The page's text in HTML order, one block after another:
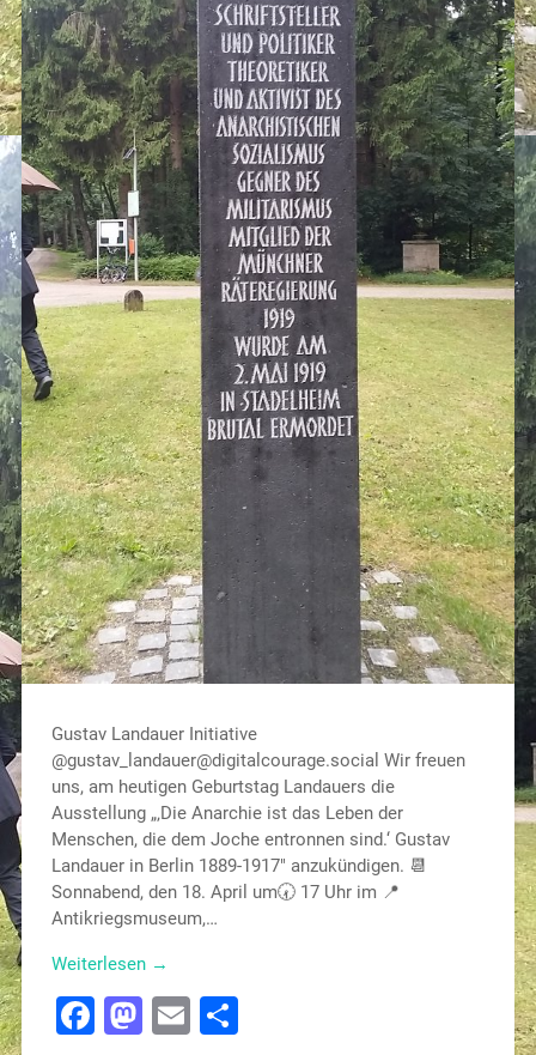
Gustav Landauer Initiative
@gustav_landauer@digitalcourage.social Wir freuen
uns, am heutigen Geburtstag Landauers die
Ausstellung „‚Die Anarchie ist das Leben der
Menschen, die dem Joche entronnen sind.‘ Gustav
Landauer in Berlin 1889-1917″ anzukündigen. 📆
Sonnabend, den 18. April um🕢 17 Uhr im 📍
Antikriegsmuseum,…
Weiterlesen →
Facebook
Mastodon
EmailTeilen